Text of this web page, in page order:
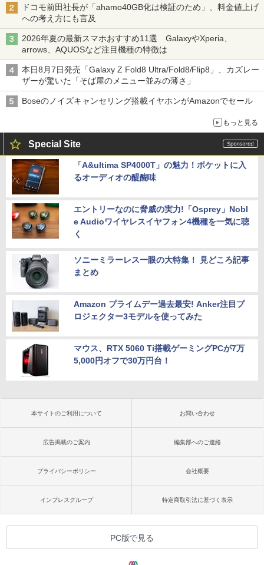
ドコモ前田社長が「ahamo40GB化は検証のため」、料金値上げ
への考え方にも言及
2026年夏の最新スマホおすすめ11選 GalaxyやXperia、
arrows、AQUOSなど注目機種の特徴は
本日8月7日発売「Galaxy Z Fold8 Ultra/Fold8/Flip8」、カズレー
ザーが驚いた「そば屋のメニュー並みの薄さ」
Boseのノイズキャンセリング搭載イヤホンがAmazonでセール
もっと見る
Special Site
「A&ultima SP4000T」の魅力！ポケットに入
るオーディオの醍醐味
エントリーなのに脅威の実力!「Osprey」Nobl
e Audioワイヤレスイヤフォン4機種を一気に聴
く
ソニーミラーレス一眼の大特集！ 見どころ記事
まとめ
Amazon プライムデー過去最安! Anker注目プ
ロジェクター3モデルを使ってみた
マウス、RTX 5060 Ti搭載ゲーミングPCが7万
5,000円オフで30万円台！
本サイトのご利用について お問い合わせ
広告掲載のご案内 編集部へのご連絡
プライバシーポリシー 会社概要
インプレスグループ 特定商取引法に基づく表示
PC版で見る